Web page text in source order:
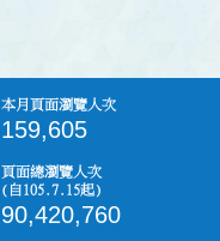
本月頁面瀏覽人次
159,605
頁面總瀏覽人次
(自105.7.15起)
90,420,760